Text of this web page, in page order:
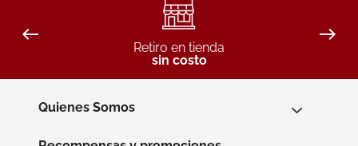
Retiro en tienda
sin costo
Quienes Somos